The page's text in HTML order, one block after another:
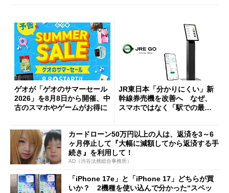
ゲオが「ゲオのサマーセール
2026」を8月8日から開催、中
古のスマホやゲームがお得に
JR東日本「分かりにくい」新
幹線券売機を改善へ なぜ、
スマホではなく「駅での最短
カードローン50万円以上の人は、返済を3～6
ヶ月停止して『大幅に減額してから返済する手
続き』を利用して！
AD（渋谷法務総合事務所）
「iPhone 17e」と「iPhone 17」どちらが買
いか？ 2機種を使い込んで分かった“スペッ